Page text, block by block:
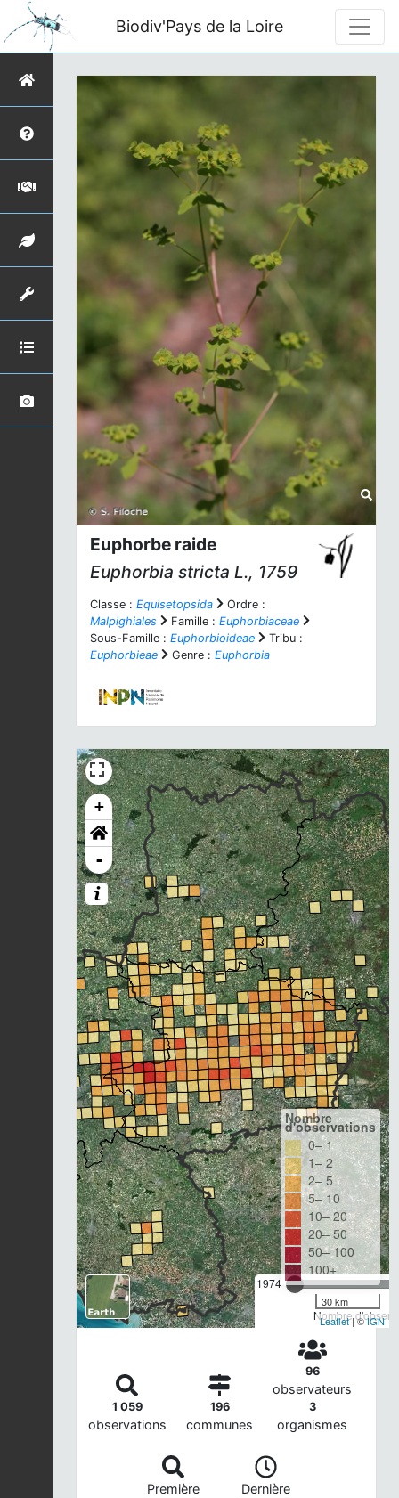
Biodiv'Pays de la Loire
Euphorbe raide
Euphorbia stricta L., 1759
Classe : Equisetopsida
Ordre :
Malpighiales
Famille : Euphorbiaceae
Sous-Famille : Euphorbioideae
Tribu :
Euphorbieae
Genre : Euphorbia
+
-
1974
Nombre
Nombre
d'observations
0– 1
1– 2
2– 5
5– 10
10– 20
20– 50
50– 100
100+
30 km
Leaflet| ©IGN
1 059
observations
196
communes
96
observateurs
3
organismes
Première
Dernière